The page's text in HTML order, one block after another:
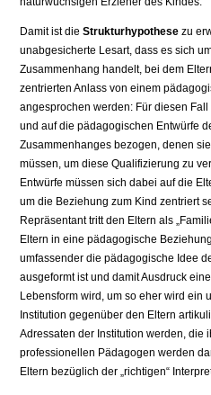
Damit ist dieStrukturhypothesezu
unabgesicherte Lesart, dass es sich
Zusammenhang handelt, bei dem
zentrierten Anlass von einem
angesprochen werden: Für diesen
und auf die pädagogischen Entwürfe
Zusammenhanges bezogen, denen
müssen, um diese Qualifizierung zu
Entwürfe müssen sich dabei auf die
um die Beziehung zum Kind zentriert
Repräsentant tritt den Eltern als
Eltern in eine pädagogische
umfassender die pädagogische Idee
ausgeformt ist und damit Ausdruck
Lebensform wird, um so eher wird ein
Institution gegenüber den Eltern
Adressaten der Institution werden, die
professionellen Pädagogen werden
Eltern bezüglich der „richtigen“